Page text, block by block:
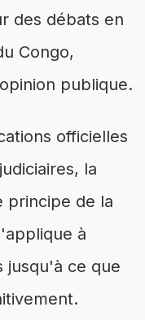
des débats en
Congo,
publique.
officielles
la
principe de la
à
jusqu'à ce que